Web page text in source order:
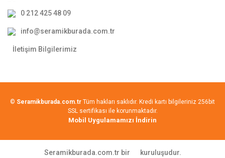
0 212 425 48 09
info@seramikburada.com.tr
İletişim Bilgilerimiz
© Seramikburada.com.tr Tüm hakları saklıdır. Kredi kartı bilgileriniz 256bit
SSL sertifikası ile korunmaktadır.
Mobil Uygulamamızı İndirin
Seramikburada.com.tr bir kuruluşudur.